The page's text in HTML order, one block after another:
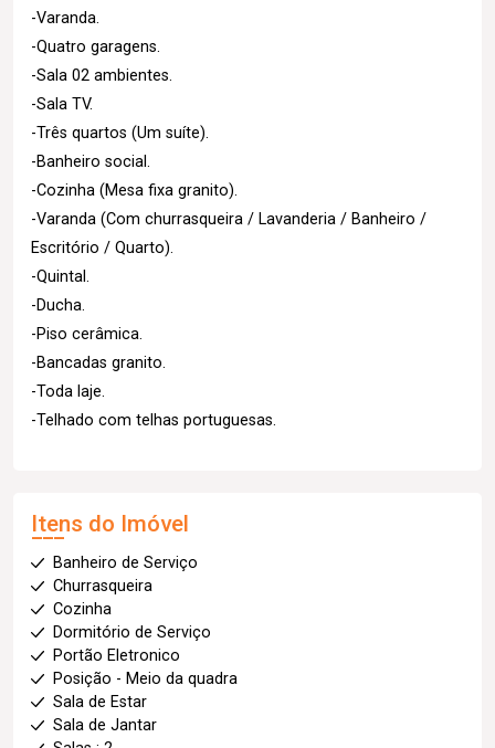
-Varanda.
-Quatro garagens.
-Sala 02 ambientes.
-Sala TV.
-Três quartos (Um suíte).
-Banheiro social.
-Cozinha (Mesa fixa granito).
-Varanda (Com churrasqueira / Lavanderia / Banheiro /
Escritório / Quarto).
-Quintal.
-Ducha.
-Piso cerâmica.
-Bancadas granito.
-Toda laje.
-Telhado com telhas portuguesas.
Itens do Imóvel
Banheiro de Serviço
Churrasqueira
Cozinha
Dormitório de Serviço
Portão Eletronico
Posição - Meio da quadra
Sala de Estar
Sala de Jantar